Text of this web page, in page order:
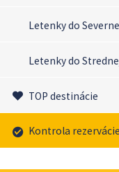
Letenky do
Letenky do
TOP destinácie
Kontrola rezervácie